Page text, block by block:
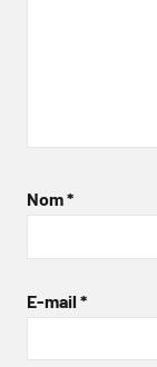
Nom*
E-mail *